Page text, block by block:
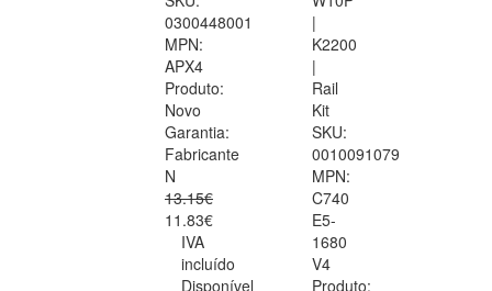
0300448001
MPN:
APX4
Produto:
Novo
Garantia:
Fabricante
N
13.15€
11.83€
IVA
incluído
Disponível
|
K2200
|
Rail
Kit
SKU:
0010091079
MPN:
C740
E5-
1680
V4
Produto: